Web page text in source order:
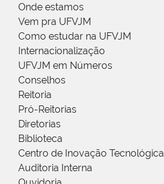
Onde estamos
Vem pra UFVJM
Como estudar na UFVJM
Internacionalização
UFVJM em Números
Conselhos
Reitoria
Pró-Reitorias
Diretorias
Biblioteca
Centro de Inovação Tecnológica
Auditoria Interna